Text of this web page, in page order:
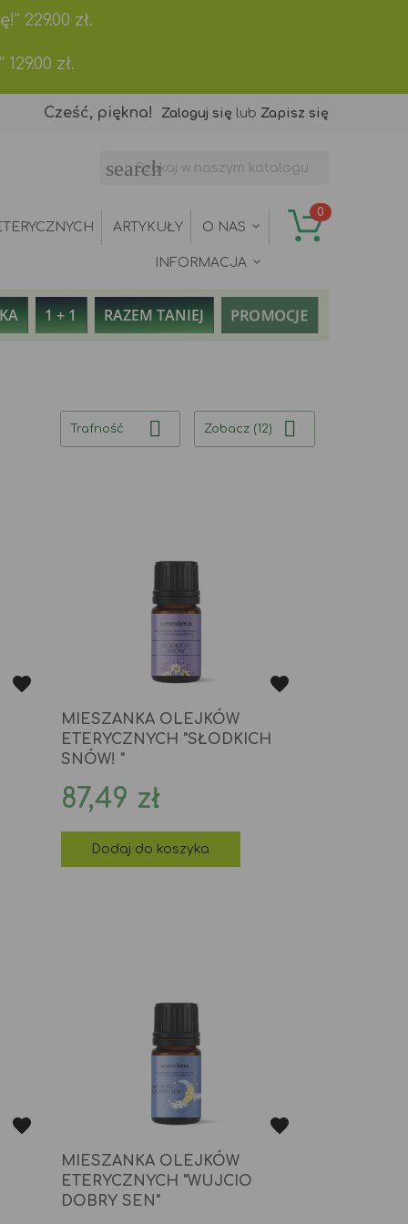
229.00 zł.
129.00 zł.
Cześć, piękna! Zaloguj się lub Zapisz się
search
ARTYKUŁY O NAS
INFORMACJA
0
1 + 1 RAZEM TANIEJ PROMOCJE
Trafność  Zobacz (12) 
MIESZANKA OLEJKÓW
ETERYCZNYCH "SŁODKICH
SNÓW! "
Cena
87,49 zł
Dodaj do koszyka
MIESZANKA OLEJKÓW
ETERYCZNYCH "WUJCIO
DOBRY SEN"